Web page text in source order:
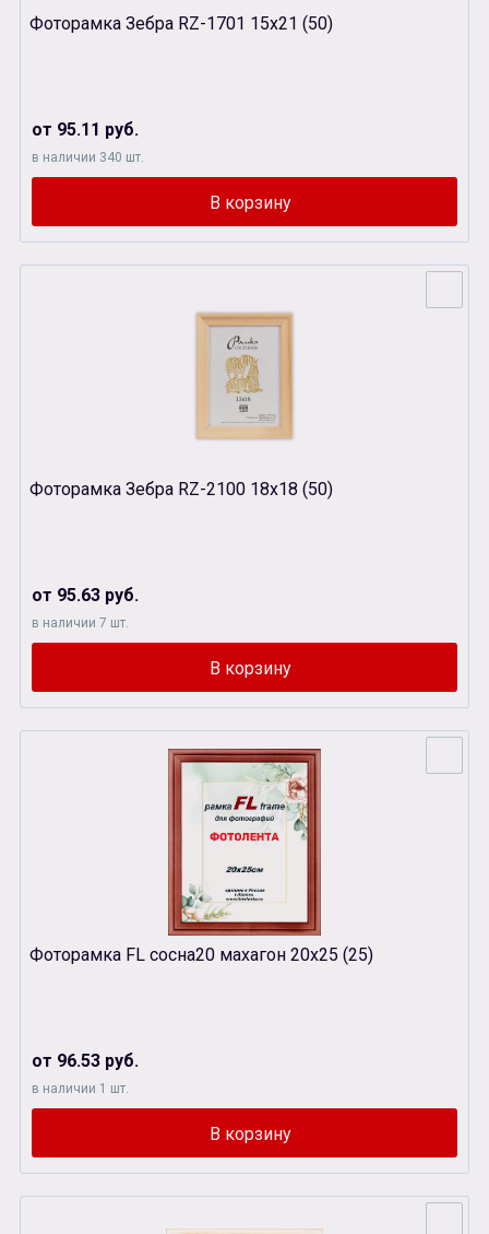
Фоторамка Зебра RZ-1701 15х21 (50)
от 95.11 руб.
в наличии 340 шт.
Фоторамка Зебра RZ-2100 18х18 (50)
от 95.63 руб.
в наличии 7 шт.
Фоторамка FL сосна20 махагон 20х25 (25)
от 96.53 руб.
в наличии 1 шт.